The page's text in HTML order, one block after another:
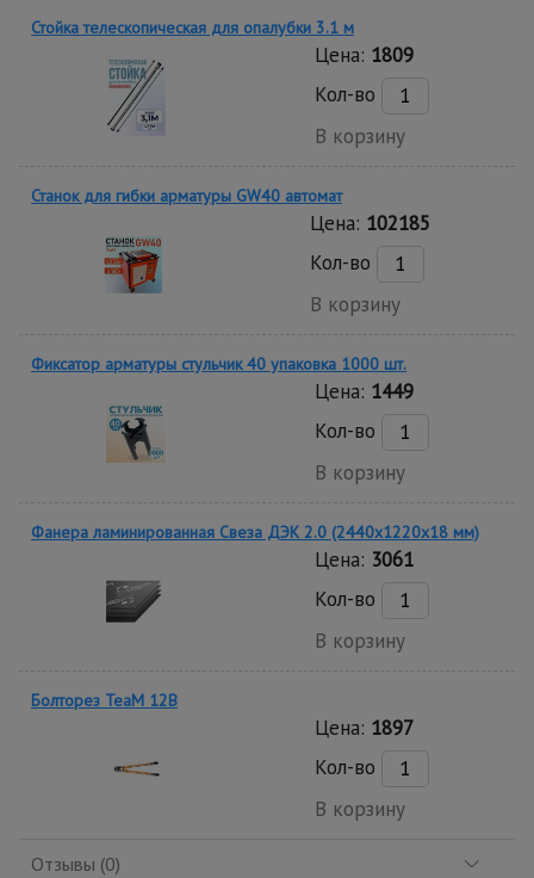
Стойка телескопическая для опалубки 3.1 м
Цена: 1809
Кол-во
В корзину
Станок для гибки арматуры GW40 автомат
Цена: 102185
Кол-во
В корзину
Фиксатор арматуры стульчик 40 упаковка 1000 шт.
Цена: 1449
Кол-во
В корзину
Фанера ламинированная Свеза ДЭК 2.0 (2440х1220х18 мм)
Цена: 3061
Кол-во
В корзину
Болторез TeaM 12B
Цена: 1897
Кол-во
В корзину
Отзывы (0)